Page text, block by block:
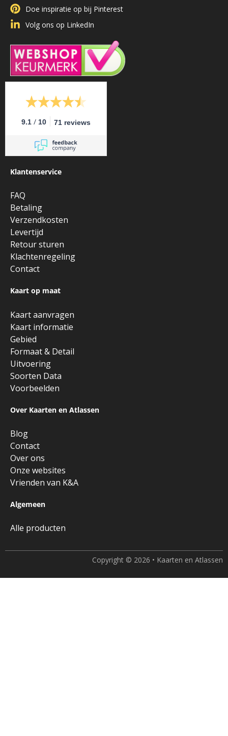
Doe inspiratie op bij Pinterest
Volg ons op LinkedIn
9.1 / 10 71 reviews
Klantenservice
FAQ
Betaling
Verzendkosten
Levertijd
Retour sturen
Klachtenregeling
Contact
Kaart op maat
Kaart aanvragen
Kaart informatie
Gebied
Formaat & Detail
Uitvoering
Soorten Data
Voorbeelden
Over Kaarten en Atlassen
Blog
Contact
Over ons
Onze websites
Vrienden van K&A
Algemeen
Alle producten
Copyright © 2026 • Kaarten en Atlassen